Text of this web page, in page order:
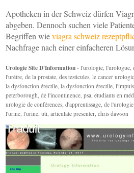
Apotheken in der Schweiz dürfen
abgeben. Dennoch suchen viele
Begriffen wieviagra schweiz
Nachfrage nach einer einfacheren
Urologie Site D'Information - l'urologie, l'urologue,
l'urètre, de la prostate, des testicules, le cancer
la dysfonction érectile, la dysfonction érectile,
peterborough, de l'incontinence, psa, étudiants en
urologie de conférences, d'apprentissage, de
l'urine, l'urine, uti, articulate presenter, chris dawson